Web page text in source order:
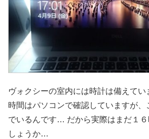
ヴォクシーの室内には時計は備えて
時間はパソコンで確認していますが、
でいるんです… だから実際はまだ１
しょうか…